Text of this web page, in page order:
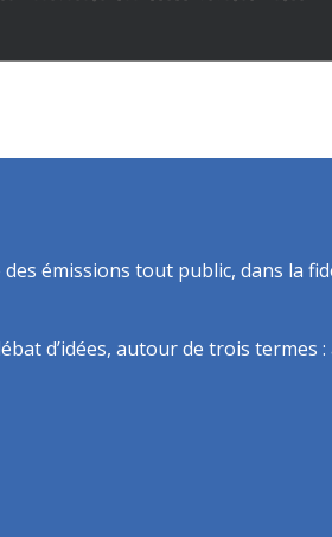
émissions tout public, dans la
d’idées, autour de trois termes